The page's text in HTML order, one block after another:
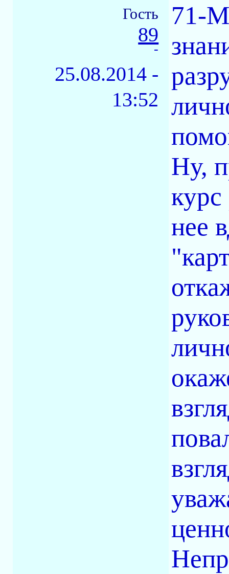
Гость
89
-
25.08.2014 -
13:52
71-
Ну,
нее